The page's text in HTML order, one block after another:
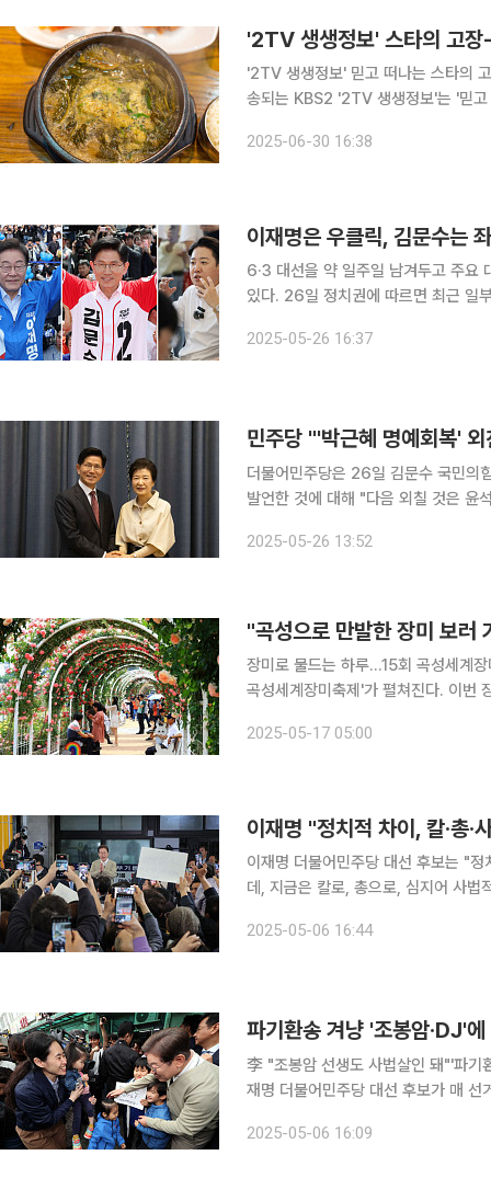
'2TV 생생정보' 믿고 떠나는 스타의 고
송되는 KBS2 '2TV 생생정보'는 '믿고
가를 찾는다. 고즈넉한 생가의 분
2025-06-30 16:38
이재명은 우클릭, 김문수는
6·3 대선을 약 일주일 남겨두고 주요
있다. 26일 정치권에 따르면 최근 일부 여론조사에서 이재명 더불어민주당 대선 후보와 김문수 국
지지율은 50.2%(14~16일),
2025-05-26 16:37
민주당 "'박근혜 명예회복'
더불어민주당은 26일 김문수 국민의
발언한 것에 대해 "다음 외칠 것은 윤석
진영 논리를 앞세워 지지층 결집에만
2025-05-26 13:52
장미로 물드는 하루…15회 곡성세계장미축제 곡성섬진강기차마을에서 16일부터
곡성세계장미축제'가 펼쳐진다. 이번
시 지역민과 함께 만들어가는 퍼레이
2025-05-17 05:00
이재명 "정치적 차이, 칼·총
이재명 더불어민주당 대선 후보는 "
데, 지금은 칼로, 총으로, 심지어 사법적으로 해결
2025-05-06 16:44
파기환송 겨냥 '조봉암·DJ'
李 "조봉암 선생도 사법살인 돼"'파기
재명 더불어민주당 대선 후보가 매
수차례 이어갔다. 이 후보는 6
2025-05-06 16:09